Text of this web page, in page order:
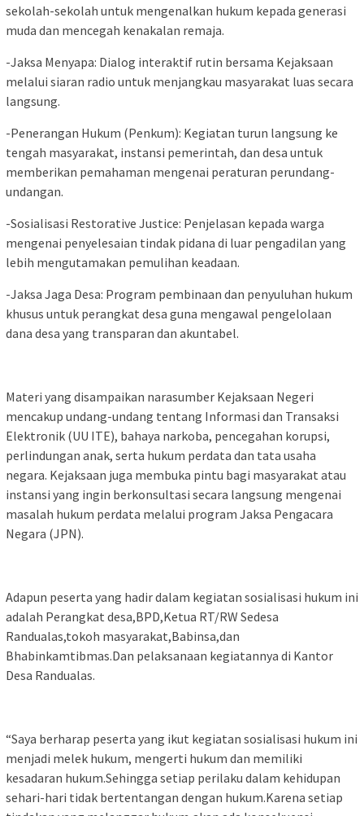
sekolah-sekolah untuk mengenalkan hukum kepada generasi
muda dan mencegah kenakalan remaja.
-Jaksa Menyapa: Dialog interaktif rutin bersama Kejaksaan
melalui siaran radio untuk menjangkau masyarakat luas secara
langsung.
-Penerangan Hukum (Penkum): Kegiatan turun langsung ke
tengah masyarakat, instansi pemerintah, dan desa untuk
memberikan pemahaman mengenai peraturan perundang-
undangan.
-Sosialisasi Restorative Justice: Penjelasan kepada warga
mengenai penyelesaian tindak pidana di luar pengadilan yang
lebih mengutamakan pemulihan keadaan.
-Jaksa Jaga Desa: Program pembinaan dan penyuluhan hukum
khusus untuk perangkat desa guna mengawal pengelolaan
dana desa yang transparan dan akuntabel.
Materi yang disampaikan narasumber Kejaksaan Negeri
mencakup undang-undang tentang Informasi dan Transaksi
Elektronik (UU ITE), bahaya narkoba, pencegahan korupsi,
perlindungan anak, serta hukum perdata dan tata usaha
negara. Kejaksaan juga membuka pintu bagi masyarakat atau
instansi yang ingin berkonsultasi secara langsung mengenai
masalah hukum perdata melalui program Jaksa Pengacara
Negara (JPN).
Adapun peserta yang hadir dalam kegiatan sosialisasi hukum ini
adalah Perangkat desa,BPD,Ketua RT/RW Sedesa
Randualas,tokoh masyarakat,Babinsa,dan
Bhabinkamtibmas.Dan pelaksanaan kegiatannya di Kantor
Desa Randualas.
“Saya berharap peserta yang ikut kegiatan sosialisasi hukum ini
menjadi melek hukum, mengerti hukum dan memiliki
kesadaran hukum.Sehingga setiap perilaku dalam kehidupan
sehari-hari tidak bertentangan dengan hukum.Karena setiap